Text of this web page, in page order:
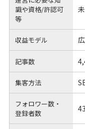
識や資格/許認可
等
収益モデル
記事数
集客方法
フォロワー数・
登録者数
43